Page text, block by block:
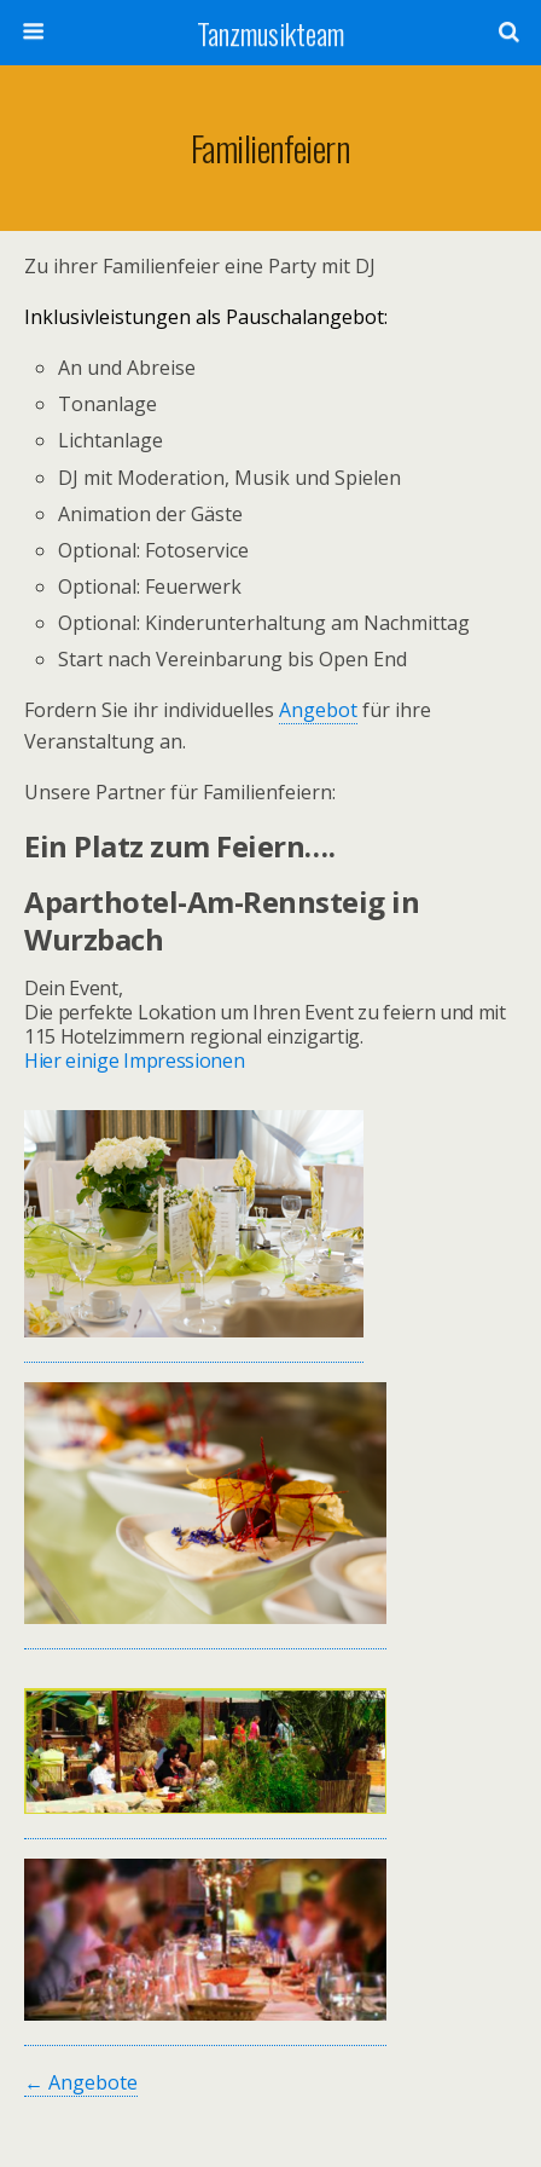
Tanzmusikteam
Familienfeiern
Zu ihrer Familienfeier eine Party mit DJ
Inklusivleistungen als Pauschalangebot:
An und Abreise
Tonanlage
Lichtanlage
DJ mit Moderation, Musik und Spielen
Animation der Gäste
Optional: Fotoservice
Optional: Feuerwerk
Optional: Kinderunterhaltung am Nachmittag
Start nach Vereinbarung bis Open End
Fordern Sie ihr individuelles Angebotfür ihre
Veranstaltung an.
Unsere Partner für Familienfeiern:
Ein Platz zum Feiern….
Aparthotel-Am-Rennsteig in
Wurzbach
Dein Event,
Die perfekte Lokation um Ihren Event zu feiern und mit
115 Hotelzimmern regional einzigartig.
Hier einige Impressionen
← Angebote